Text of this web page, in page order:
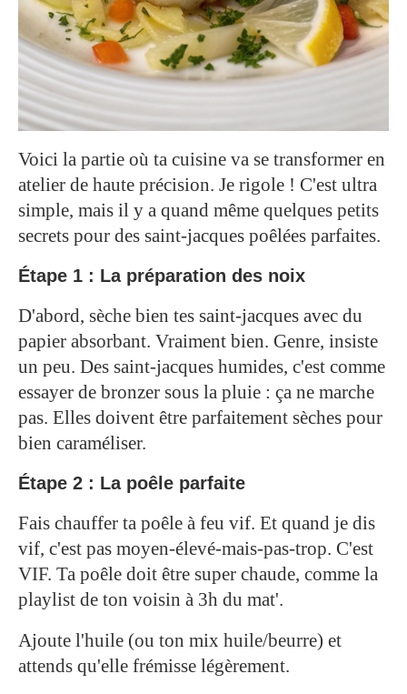
Voici la partie où ta cuisine va se transformer en
atelier de haute précision. Je rigole ! C'est ultra
simple, mais il y a quand même quelques petits
secrets pour des saint-jacques poêlées parfaites.
Étape 1 : La préparation des noix
D'abord, sèche bien tes saint-jacques avec du
papier absorbant. Vraiment bien. Genre, insiste
un peu. Des saint-jacques humides, c'est comme
essayer de bronzer sous la pluie : ça ne marche
pas. Elles doivent être parfaitement sèches pour
bien caraméliser.
Étape 2 : La poêle parfaite
Fais chauffer ta poêle à feu vif. Et quand je dis
vif, c'est pas moyen-élevé-mais-pas-trop. C'est
VIF. Ta poêle doit être super chaude, comme la
playlist de ton voisin à 3h du mat'.
Ajoute l'huile (ou ton mix huile/beurre) et
attends qu'elle frémisse légèrement.